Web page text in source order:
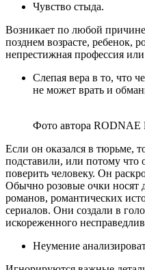
Чувство стыда.
Возникает по любой причине
позднем возрасте, ребенок,
непрестижная профессия или
Слепая вера в то, что
не может врать и
Фото автора RODNAE
Если он оказался в тюрьме,
подставили, или потому что
поверить человеку. Он
Обычно розовые очки носят
романов, романтических
сериалов. Они создали в
искореженного
Неумение